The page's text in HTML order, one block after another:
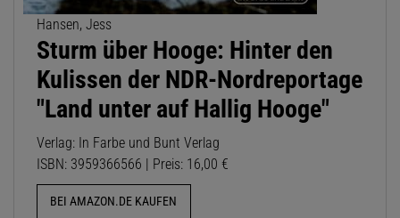
Hansen, Jess
Sturm über Hooge: Hinter den
Kulissen der NDR-Nordreportage
"Land unter auf Hallig Hooge"
Verlag: In Farbe und Bunt Verlag
ISBN: 3959366566 | Preis: 16,00 €
BEI AMAZON.DE KAUFEN